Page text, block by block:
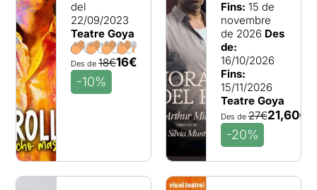
del
22/09/2023
Teatre Goya
Des de18€16€
-10%
Fins: 15 de
novembre
de 2026 Des
de:
16/10/2026
Fins:
15/11/2026
Teatre Goya
Des de27€21,60€
-20%